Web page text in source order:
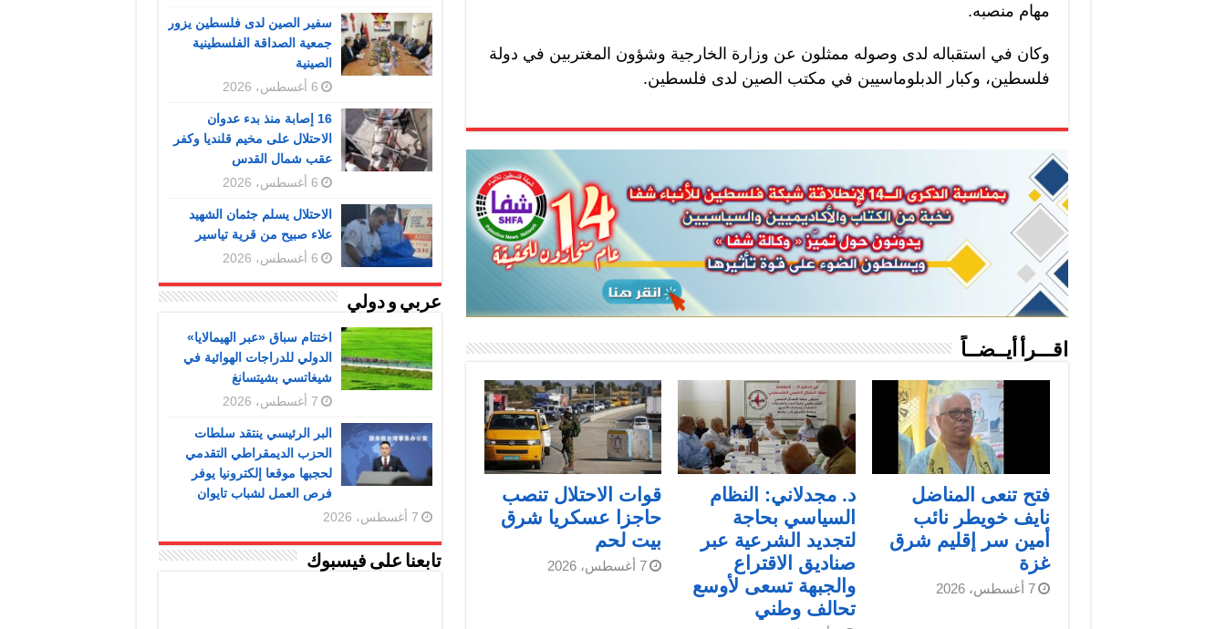
مهام منصبه.
وكان في استقباله لدى وصوله ممثلون عن وزارة الخارجية وشؤون المغتربين في دولة
فلسطين، وكبار الدبلوماسيين في مكتب الصين لدى فلسطين.
اقـــرأ أيــضــاً
فتح تنعى المناضل
نايف خويطر نائب
أمين سر إقليم شرق
غزة
7 أغسطس، 2026
د. مجدلاني: النظام
السياسي بحاجة
لتجديد الشرعية عبر
صناديق الاقتراع
والجبهة تسعى لأوسع
تحالف وطني
قوات الاحتلال تنصب
حاجزا عسكريا شرق
بيت لحم
7 أغسطس، 2026
سفير الصين لدى فلسطين يزور
جمعية الصداقة الفلسطينية
الصينية
6 أغسطس، 2026
16 إصابة منذ بدء عدوان
الاحتلال على مخيم قلنديا وكفر
عقب شمال القدس
6 أغسطس، 2026
الاحتلال يسلم جثمان الشهيد
علاء صبيح من قرية تياسير
6 أغسطس، 2026
عربي و دولي
اختتام سباق «عبر الهيمالايا»
الدولي للدراجات الهوائية في
شيغاتسي بشيتسانغ
7 أغسطس، 2026
البر الرئيسي ينتقد سلطات
الحزب الديمقراطي التقدمي
لحجبها موقعا إلكترونيا يوفر
فرص العمل لشباب تايوان
7 أغسطس، 2026
تابعنا على فيسبوك